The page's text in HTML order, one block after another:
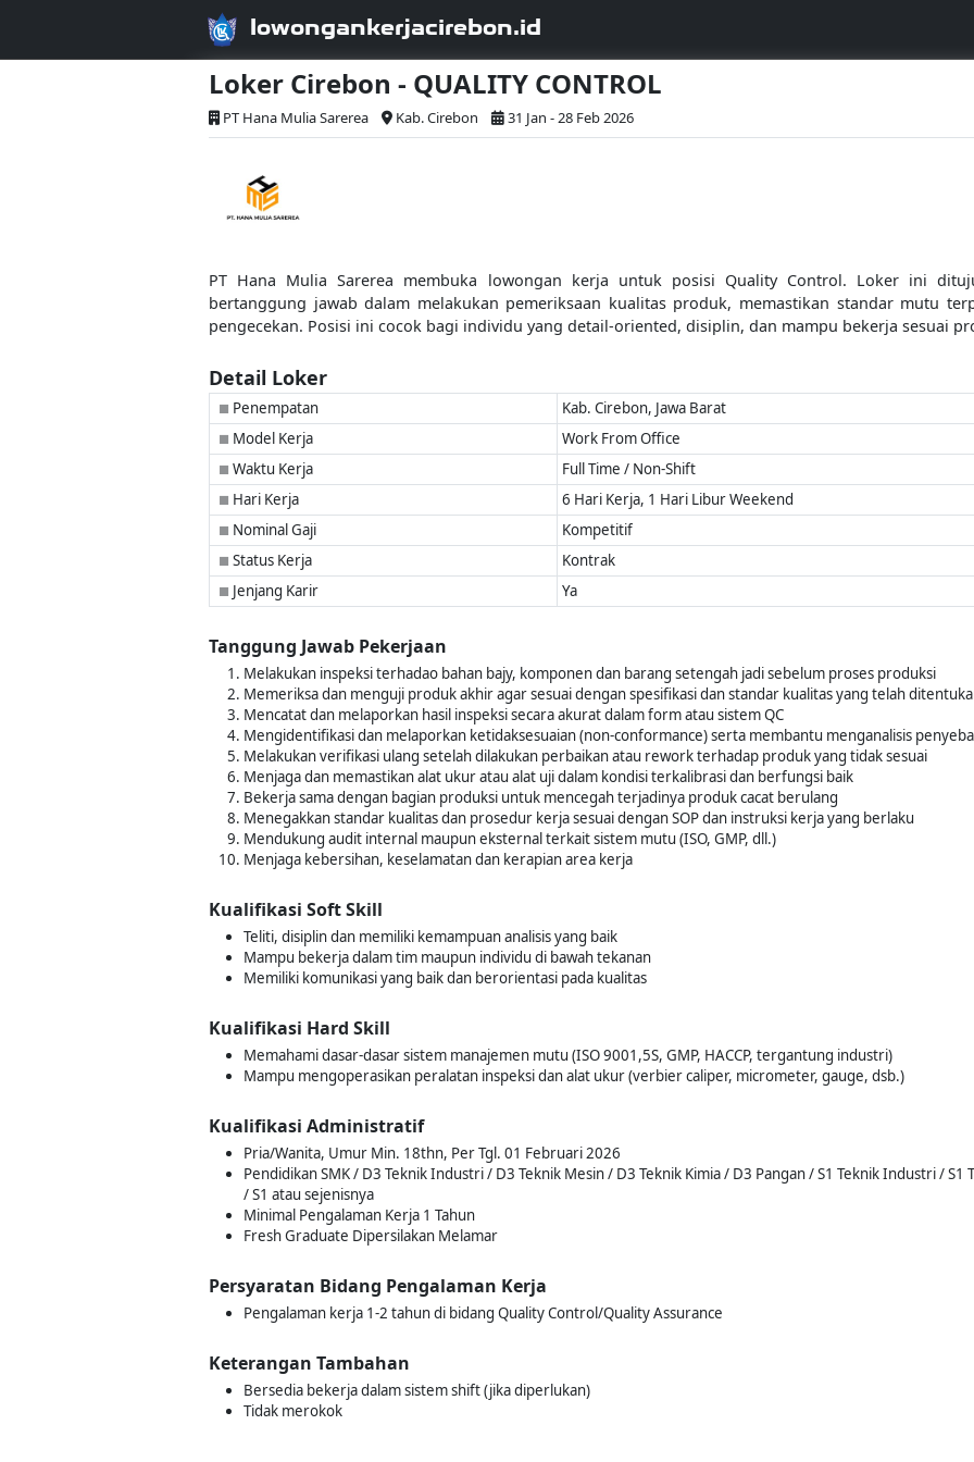
lowongankerjacirebon.id
Loker Cirebon - QUALITY CONTROL
PT Hana Mulia Sarerea Kab. Cirebon 31 Jan - 28 Feb 2026
PT Hana Mulia Sarerea membuka lowongan kerja untuk posisi Quality Control. Loker ini
bertanggung jawab dalam melakukan pemeriksaan kualitas produk, memastikan standar mutu
pengecekan. Posisi ini cocok bagi individu yang detail-oriented, disiplin, dan mampu bekerja sesuai
Detail Loker
■ Penempatan Kab. Cirebon, Jawa Barat
■ Model Kerja Work From Office
■ Waktu Kerja Full Time / Non-Shift
■ Hari Kerja 6 Hari Kerja, 1 Hari Libur Weekend
■ Nominal Gaji Kompetitif
■ Status Kerja Kontrak
■ Jenjang Karir Ya
Tanggung Jawab Pekerjaan
Melakukan inspeksi terhadao bahan bajy, komponen dan barang setengah jadi sebelum proses produksi
Memeriksa dan menguji produk akhir agar sesuai dengan spesifikasi dan standar kualitas yang telah
Mencatat dan melaporkan hasil inspeksi secara akurat dalam form atau sistem QC
Mengidentifikasi dan melaporkan ketidaksesuaian (non-conformance) serta membantu menganalisis
Melakukan verifikasi ulang setelah dilakukan perbaikan atau rework terhadap produk yang tidak sesuai
Menjaga dan memastikan alat ukur atau alat uji dalam kondisi terkalibrasi dan berfungsi baik
Bekerja sama dengan bagian produksi untuk mencegah terjadinya produk cacat berulang
Menegakkan standar kualitas dan prosedur kerja sesuai dengan SOP dan instruksi kerja yang berlaku
Mendukung audit internal maupun eksternal terkait sistem mutu (ISO, GMP, dll.)
Menjaga kebersihan, keselamatan dan kerapian area kerja
Kualifikasi Soft Skill
Teliti, disiplin dan memiliki kemampuan analisis yang baik
Mampu bekerja dalam tim maupun individu di bawah tekanan
Memiliki komunikasi yang baik dan berorientasi pada kualitas
Kualifikasi Hard Skill
Memahami dasar-dasar sistem manajemen mutu (ISO 9001,5S, GMP, HACCP, tergantung industri)
Mampu mengoperasikan peralatan inspeksi dan alat ukur (verbier caliper, micrometer, gauge, dsb.)
Kualifikasi Administratif
Pria/Wanita, Umur Min. 18thn, Per Tgl. 01 Februari 2026
Pendidikan SMK / D3 Teknik Industri / D3 Teknik Mesin / D3 Teknik Kimia / D3 Pangan / S1 Teknik Industri / S1
/ S1 atau sejenisnya
Minimal Pengalaman Kerja 1 Tahun
Fresh Graduate Dipersilakan Melamar
Persyaratan Bidang Pengalaman Kerja
Pengalaman kerja 1-2 tahun di bidang Quality Control/Quality Assurance
Keterangan Tambahan
Bersedia bekerja dalam sistem shift (jika diperlukan)
Tidak merokok